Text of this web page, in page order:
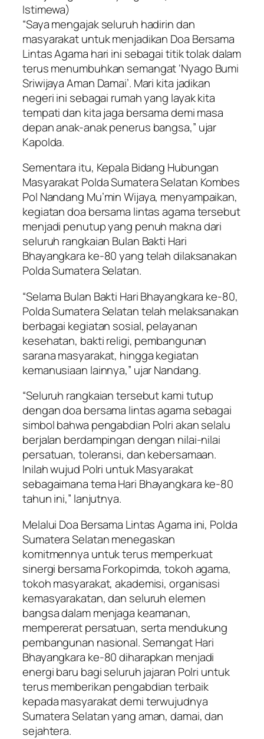
Istimewa)
“Saya mengajak seluruh hadirin dan
masyarakat untuk menjadikan Doa Bersama
Lintas Agama hari ini sebagai titik tolak dalam
terus menumbuhkan semangat ‘Nyago Bumi
Sriwijaya Aman Damai’. Mari kita jadikan
negeri ini sebagai rumah yang layak kita
tempati dan kita jaga bersama demi masa
depan anak-anak penerus bangsa,” ujar
Kapolda.
Sementara itu, Kepala Bidang Hubungan
Masyarakat Polda Sumatera Selatan Kombes
Pol Nandang Mu’min Wijaya, menyampaikan,
kegiatan doa bersama lintas agama tersebut
menjadi penutup yang penuh makna dari
seluruh rangkaian Bulan Bakti Hari
Bhayangkara ke-80 yang telah dilaksanakan
Polda Sumatera Selatan.
“Selama Bulan Bakti Hari Bhayangkara ke-80,
Polda Sumatera Selatan telah melaksanakan
berbagai kegiatan sosial, pelayanan
kesehatan, bakti religi, pembangunan
sarana masyarakat, hingga kegiatan
kemanusiaan lainnya,” ujar Nandang.
“Seluruh rangkaian tersebut kami tutup
dengan doa bersama lintas agama sebagai
simbol bahwa pengabdian Polri akan selalu
berjalan berdampingan dengan nilai-nilai
persatuan, toleransi, dan kebersamaan.
Inilah wujud Polri untuk Masyarakat
sebagaimana tema Hari Bhayangkara ke-80
tahun ini,” lanjutnya.
Melalui Doa Bersama Lintas Agama ini, Polda
Sumatera Selatan menegaskan
komitmennya untuk terus memperkuat
sinergi bersama Forkopimda, tokoh agama,
tokoh masyarakat, akademisi, organisasi
kemasyarakatan, dan seluruh elemen
bangsa dalam menjaga keamanan,
mempererat persatuan, serta mendukung
pembangunan nasional. Semangat Hari
Bhayangkara ke-80 diharapkan menjadi
energi baru bagi seluruh jajaran Polri untuk
terus memberikan pengabdian terbaik
kepada masyarakat demi terwujudnya
Sumatera Selatan yang aman, damai, dan
sejahtera.